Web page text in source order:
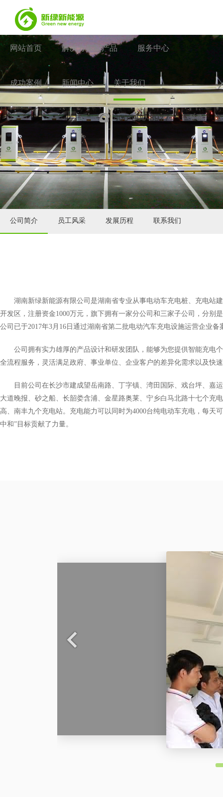
网站首页 解决方案和产品 服务中心
成功案例 新闻中心 关于我们
400-900-8977 登录
公司简介 员工风采 发展历程 联系我们
湖南新绿新能源有限公司是湖南省专业从事电动车充电桩、充电站
开发区，注册资金1000万元，旗下拥有一家分公司和三家子公司，分
公司已于2017年3月16日通过湖南省第二批电动汽车充电设施运营企业备
公司拥有实力雄厚的产品设计和研发团队，能够为您提供智能充电
全流程服务，灵活满足政府、事业单位、企业客户的差异化需求以及快
目前公司在长沙市建成望岳南路、丁字镇、湾田国际、戏台坪、
大道晚报、砂之船、长韶娄含浦、金星路奥莱、宁乡白马北路十七个充
高、南丰九个充电站。充电能力可以同时为4000台纯电动车充电，每天
中和”目标贡献了力量。